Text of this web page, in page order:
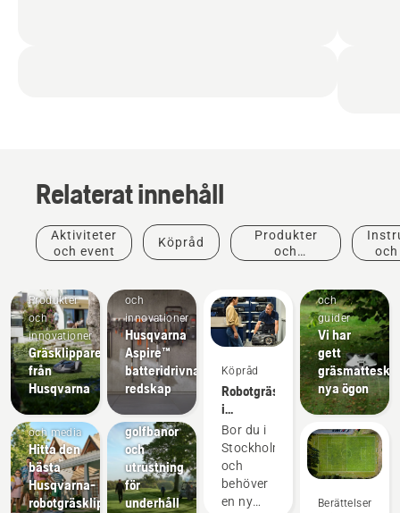
Relaterat innehåll
Aktiviteter
och event
Köpråd
Produkter
och
Produkter
och
innovationer
Gräsklippare
från
Husqvarna
Nyheter
och media
Hitta den
bästa
Husqvarna-
robotgräsklipparen
och
innovationer
Husqvarna
Aspire™
batteridrivna
redskap
Lösningar
Gräsklippare
för
golfbanor
och
utrustning
för
underhåll
Köpråd
Robotgräsklippare
i
Stockholm
– Hitta
rätt
Automower®
Bor du i
Stockholm
och
behöver
en ny
och
guider
Vi har
gett
nya ögon
Berättelser